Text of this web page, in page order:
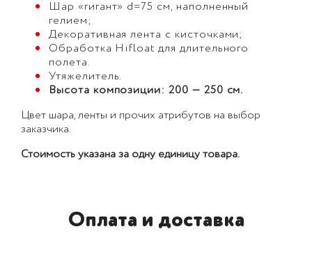
Шар «гигант» d=75 см, наполненный
гелием;
Декоративная лента с кисточками;
Обработка Hifloat для длительного
полета.
Утяжелитель.
Высота композиции: 200 — 250 см.
Цвет шара, ленты и прочих атрибутов на выбор
заказчика.
Стоимость указана за одну единицу товара.
Оплата и доставка